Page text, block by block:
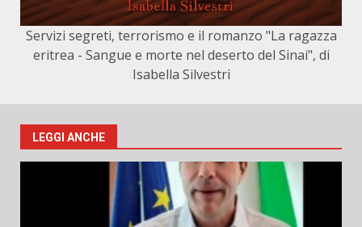
Servizi segreti, terrorismo e il romanzo "La ragazza
eritrea - Sangue e morte nel deserto del Sinai", di
Isabella Silvestri
LEGGI ANCHE